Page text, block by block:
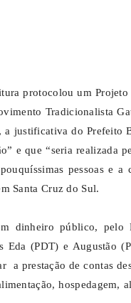
protocolou um
Tradicionalista
a justificativa do Prefeito
e que “seria realizada
pessoas e a
Santa Cruz do Sul.
dinheiro público, pelo
Eda (PDT) e Augustão
prestação de contas
hospedagem,